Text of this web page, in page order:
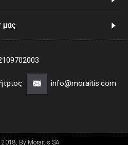
μας
info@moraitis.com
By Moraitis SA